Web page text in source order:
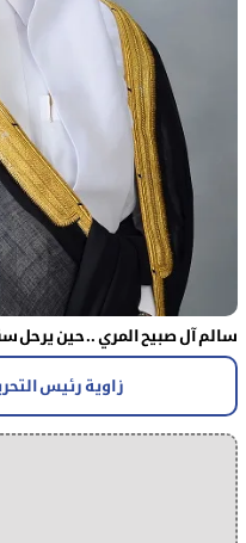
سالم آل صبيح المري .. حين يرحل
زاوية رئيس